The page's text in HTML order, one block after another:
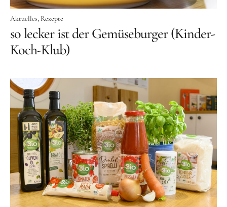
Aktuelles Rezepte
so lecker ist der Gemüseburger (Kinder-
Koch-Klub)